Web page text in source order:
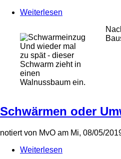
Weiterlesen
und
schwärmt...
Und wieder mal
zu spät - dieser
Schwarm zieht in
einen
Walnussbaum ein.
Schwärmen oder
notiert von MvO am Mi, 08/05/
Weiterlesen